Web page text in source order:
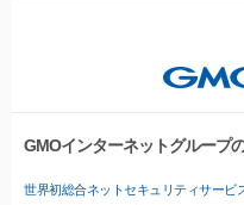
GMOインターネットグループ
世界初総合ネットセキュリティサービ